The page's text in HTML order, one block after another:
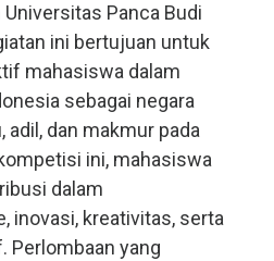
Panca Budi
ini bertujuan untuk
mahasiswa dalam
sebagai negara
adil, dan makmur pada
ini, mahasiswa
dalam
inovasi, kreativitas, serta
Perlombaan yang